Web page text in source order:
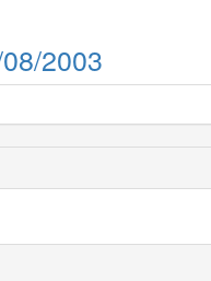
2003